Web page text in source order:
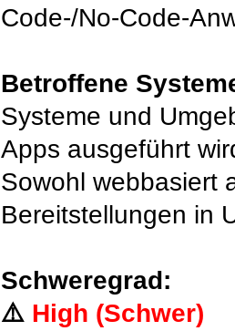
Code-/No-Code-
Betroffene
Systeme und
Apps ausgeführt
Sowohl webbasiert
Bereitstellungen in
Schweregrad:
⚠️ High (Schwer)